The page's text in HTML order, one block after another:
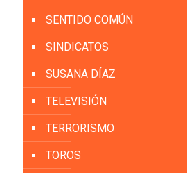
SENTIDO COMÚN
SINDICATOS
SUSANA DÍAZ
TELEVISIÓN
TERRORISMO
TOROS